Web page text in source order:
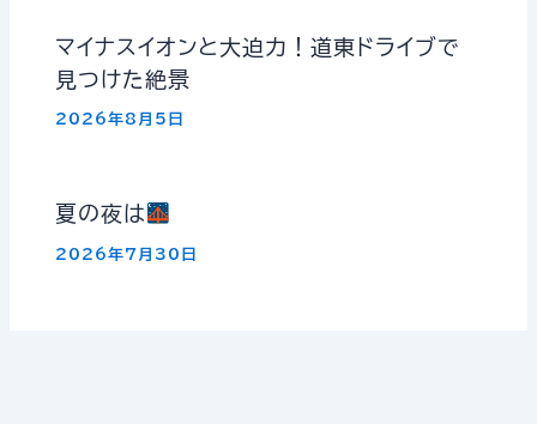
マイナスイオンと大迫力！道東ドライブで
見つけた絶景
2026年8月5日
夏の夜は
2026年7月30日